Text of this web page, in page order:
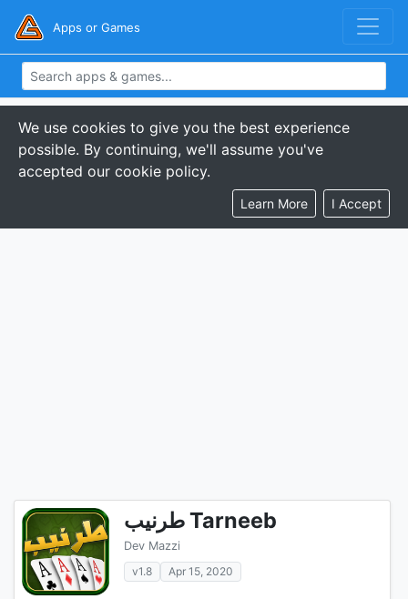
Apps or Games
We use cookies to give you the best experience
possible. By continuing, we'll assume you've
accepted our cookie policy.
Learn More I Accept
طرنيب Tarneeb
Dev Mazzi
v1.8
Apr 15, 2020